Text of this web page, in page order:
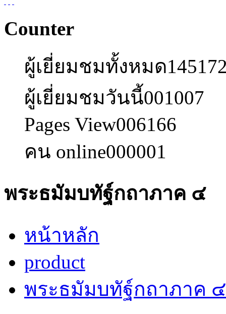
Counter
ผู้เยี่ยมชมทั้งหมด
ผู้เยี่ยมชมวันนี้001007
Pages View006166
คน online000001
พระธมัมบทัฐ์กถาภาค ๔
หน้าหลัก
product
พระธมัมบทัฐ์กถาภาค ๔